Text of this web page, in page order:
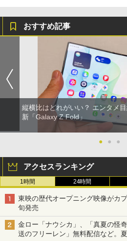
おすすめ記事
縦横比はどれがいい？ エンタメ
新「Galaxy Z Fold」
● ● ●
アクセスランキング
1時間 24時間
東映の歴代オープニング映像がカ
旬発売
金ロー「ナウシカ」、「真夏の怪
送のフリーレン」無料配信など。